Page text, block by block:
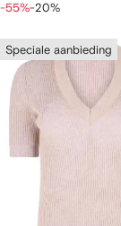
-55%-20%
Speciale aanbieding